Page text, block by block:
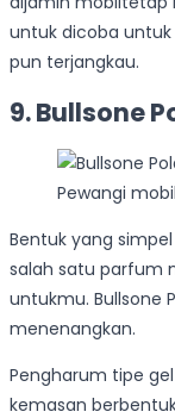
untuk dicoba
pun terjangkau.
9. Bullsone
Pewangi
Bentuk yang
salah satu parfum
untukmu. Bullsone
menenangkan.
Pengharum tipe
kemasan